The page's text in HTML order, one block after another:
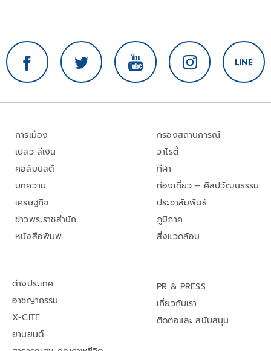
การเมือง
เปลว สีเงิน
คอลัมนิสต์
บทความ
เศรษฐกิจ
ข่าวพระราชสำนัก
หนังสือพิมพ์
กรองสถานการณ์
วาไรตี้
กีฬา
ท่องเที่ยว – ศิลปวัฒนธรรม
ประชาสัมพันธ์
ภูมิภาค
สิ่งแวดล้อม
ต่างประเทศ
อาชญากรรม
X-CITE
ยานยนต์
PR & PRESS
เกี่ยวกับเรา
ติดต่อและ สนับสนุน